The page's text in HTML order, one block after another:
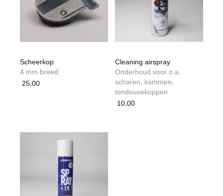
Scheerkop
4 mm breed
25,00
Cleaning airspray
Onderhoud voor o.a.
scharen, kammen,
tondeusekoppen
10,00